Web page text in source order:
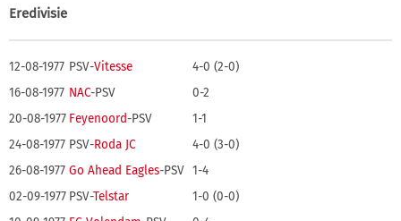
Eredivisie
12-08-1977 PSV-Vitesse
4-0 (2-0)
16-08-1977 NAC-PSV
0-2
20-08-1977 Feyenoord-PSV
1-1
24-08-1977 PSV-Roda JC
4-0 (3-0)
26-08-1977 Go Ahead Eagles-PSV 1-4
02-09-1977 PSV-Telstar
1-0 (0-0)